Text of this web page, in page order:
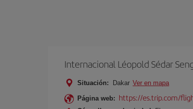
Internacional Léopold Sédar
Situación: Dakar Ver en mapa
Página web: https://es.trip.com/